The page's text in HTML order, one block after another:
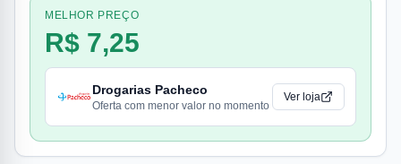
MELHOR PREÇO
R$ 7,25
Drogarias Pacheco
Oferta com menor valor no momento
Ver loja